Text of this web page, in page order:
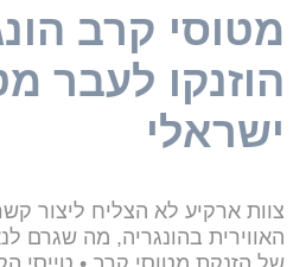
מטוסי קרב
הוזנקו לעבר
ישראלי
צוות ארקיע לא הצליח ליצור
האווירית בהונגריה, מה שגרם